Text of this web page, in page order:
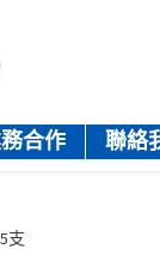
合作 聯絡
支